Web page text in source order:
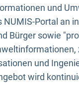
und
NUMIS-Portal an
Bürger sowie
und
wird